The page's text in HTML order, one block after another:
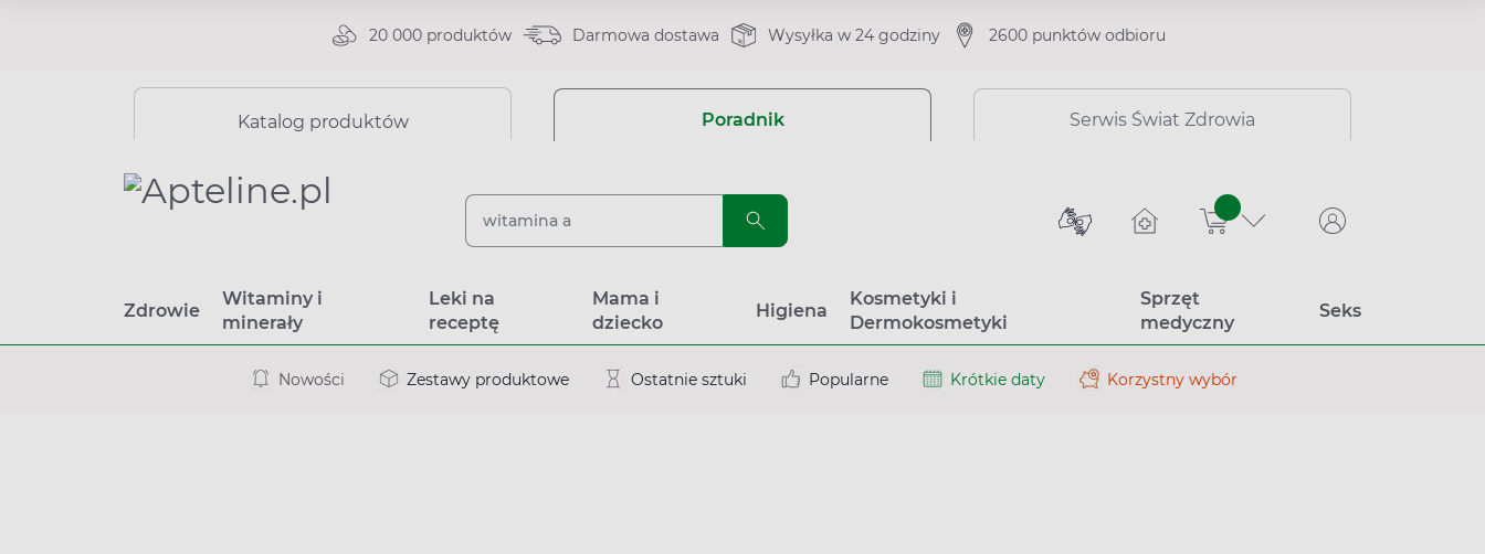
20 000 produktów Darmowa dostawa Wysyłka w 24 godziny 2600 punktów odbioru
Katalog produktów Poradnik Serwis Świat Zdrowia
sztuk
Zdrowie
Witaminy i
minerały
Leki na
receptę
Mama i
dziecko
Higiena
Kosmetyki i
Dermokosmetyki
Sprzęt
medyczny
Seks
Nowości Zestawy produktowe Ostatnie sztuki Popularne Krótkie daty Korzystny wybór